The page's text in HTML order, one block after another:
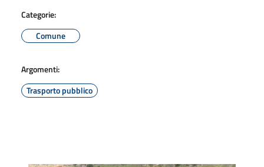
Categorie:
Comune
Argomenti:
Trasporto pubblico